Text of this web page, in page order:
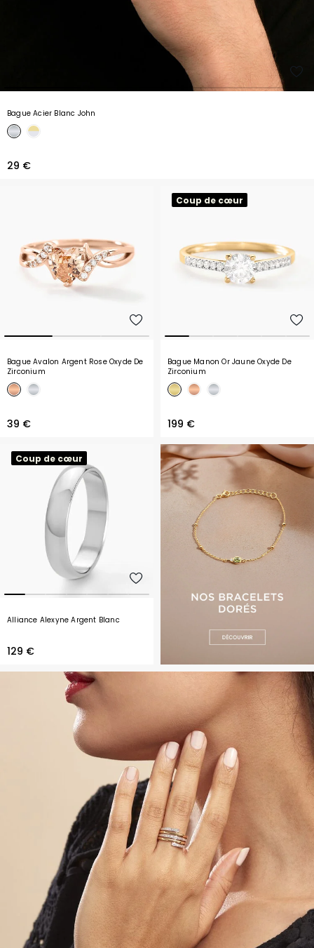
Bague Acier Blanc John
29 €
Bague Avalon Argent Rose Oxyde De
Zirconium
39 €
Coup de cœur
Bague Manon Or Jaune Oxyde De
Zirconium
199 €
Coup de cœur
Alliance Alexyne Argent Blanc
129 €